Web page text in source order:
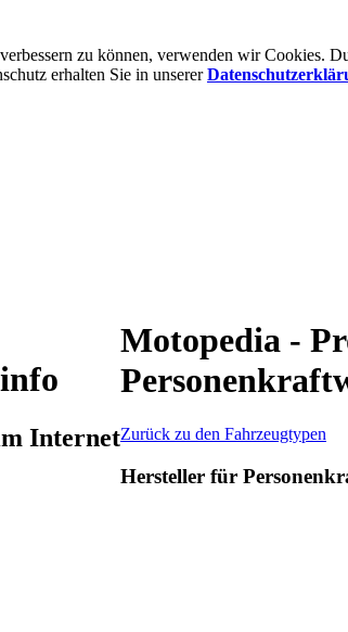
zu können, verwenden wir Cookies.
erhalten Sie in unserer
Internet
Motopedia -
Zurück zu den Fahrzeugtypen
Hersteller für